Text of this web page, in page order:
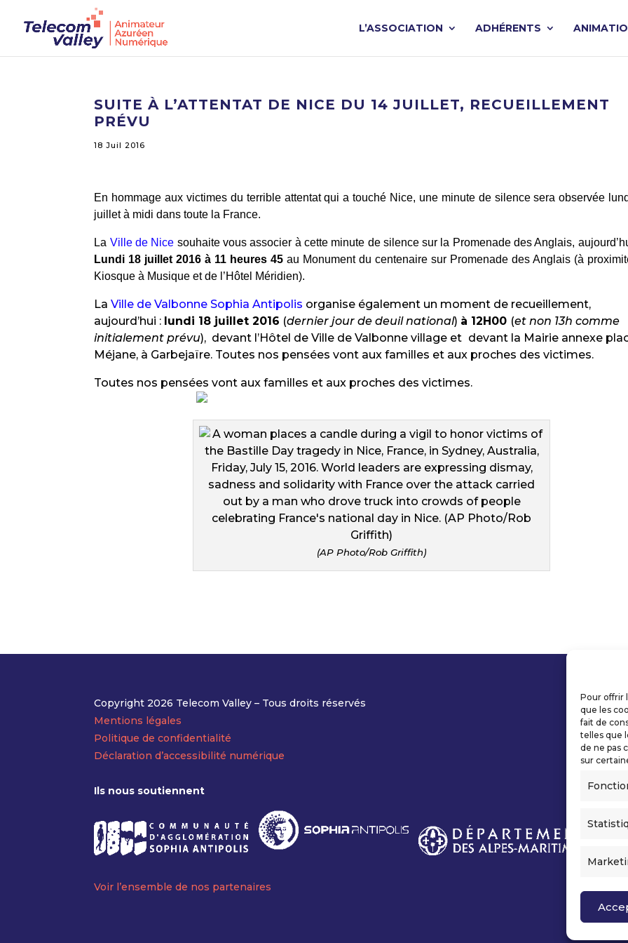
Pour offrir
que les
fait de
telles que
de ne pas
sur
L’ASSOCIATION ADHÉRENTS
SUITE À L’ATTENTAT DE NICE DU 14 JUILLET, RECUEILLEMENT
PRÉVU
18 Juil 2016
En hommage aux victimes du terrible attentat qui a touché Nice, une minute de silence sera observée
juillet à midi dans toute la France.
La Ville de Nice souhaite vous associer à cette minute de silence sur la Promenade des Anglais,
Lundi 18 juillet 2016 à 11 heures 45 au Monument du centenaire sur Promenade des Anglais (à
Kiosque à Musique et de l’Hôtel Méridien).
LaVille de Valbonne Sophia Antipolis organise également un moment de recueillement,
aujourd’hui : lundi 18 juillet 2016 (dernier jour de deuil national) à 12H00 (et non 13h comme
initialement prévu), devant l’Hôtel de Ville de Valbonne village et devant la Mairie annexe
Méjane, à Garbejaïre. Toutes nos pensées vont aux familles et aux proches des victimes.
Toutes nos pensées vont aux familles et aux proches des victimes.
(AP Photo/Rob Griffith)
Copyright 2026 Telecom Valley – Tous droits réservés
Mentions légales
Politique de confidentialité
Déclaration d’accessibilité numérique
Ils nous soutiennent
Voir l’ensemble de nos partenaires